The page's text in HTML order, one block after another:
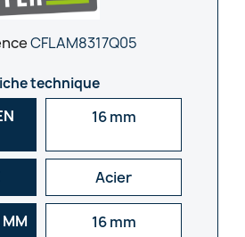
CFLAM8317Q05
technique
16 mm
Acier
MM 16 mm